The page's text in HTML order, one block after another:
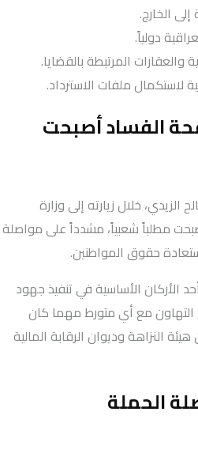
الخارج.
دولياً.
والعقارات المرتبطة بالقضايا.
لاستكمال ملفات الاسترداد.
الفساد أصبحت
خلال زيارته إلى وزارة
مطلباً شعبياً، مشدداً على مواصلة
حقوق المواطنين.
الأركان الأساسية في تنفيذ جهود
التهاون مع أي متورط مهما كان
النزاهة وديوان الرقابة المالية
الحملة